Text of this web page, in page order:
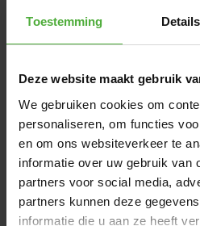
Toestemming Details
Deze website maakt gebruik
We gebruiken cookies om
personaliseren, om functies
en om ons websiteverkeer te
informatie over uw gebruik van
partners voor social media,
partners kunnen deze
informatie die u aan ze heeft
Zu Hause im eigenen Garten
welche Option du dich auch
ist unverzichtbar. Zu diesem
Hockey spielen willst, die vier
machen es möglich! Das SportsGoal von BERG wird mit
vier kostenlosen Pylonen
Zielnetz und ein Fußball
ein Match mit der besten
ABMESSUNGEN UND